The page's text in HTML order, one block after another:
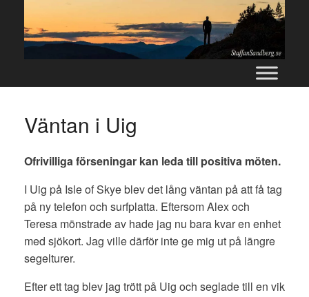
content
Väntan i Uig
Ofrivilliga förseningar kan leda till positiva möten.
I Uig på Isle of Skye blev det lång väntan på att få tag
på ny telefon och surfplatta. Eftersom Alex och
Teresa mönstrade av hade jag nu bara kvar en enhet
med sjökort. Jag ville därför inte ge mig ut på längre
segelturer.
Efter ett tag blev jag trött på Uig och seglade till en vik